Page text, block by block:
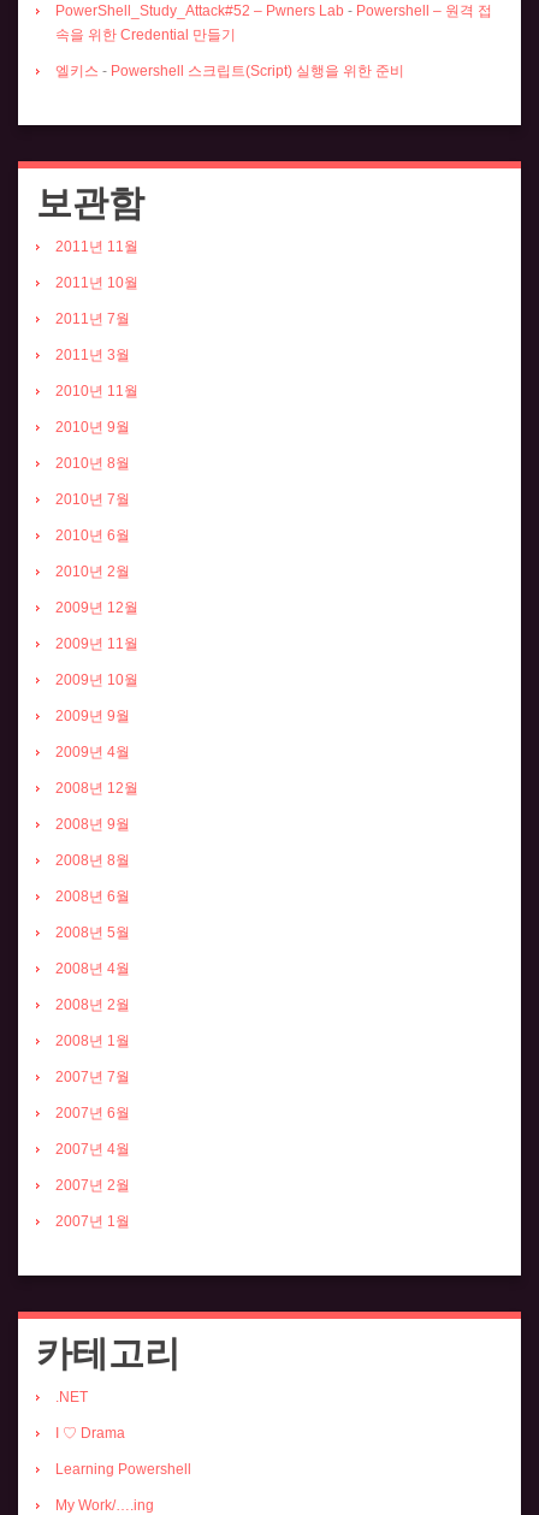
PowerShell_Study_Attack#52 – Pwners Lab - Powershell – 원격 접
속을 위한 Credential 만들기
엘키스 - Powershell 스크립트(Script) 실행을 위한 준비
보관함
2011년 11월
2011년 10월
2011년 7월
2011년 3월
2010년 11월
2010년 9월
2010년 8월
2010년 7월
2010년 6월
2010년 2월
2009년 12월
2009년 11월
2009년 10월
2009년 9월
2009년 4월
2008년 12월
2008년 9월
2008년 8월
2008년 6월
2008년 5월
2008년 4월
2008년 2월
2008년 1월
2007년 7월
2007년 6월
2007년 4월
2007년 2월
2007년 1월
카테고리
.NET
I ♡ Drama
Learning Powershell
My Work/….ing